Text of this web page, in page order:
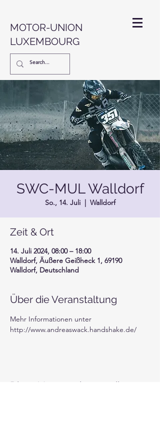
MOTOR-UNION
LUXEMBOURG
SWC-MUL Walldorf
So., 14. Juli
  |
Walldorf
Zeit & Ort
14. Juli 2024, 08:00 – 18:00
Walldorf, Äußere Geißheck 1, 69190
Walldorf, Deutschland
Über die Veranstaltung
Mehr Informationen unter
http://www.andreaswack.handshake.de/
Diese Veranstaltung teilen